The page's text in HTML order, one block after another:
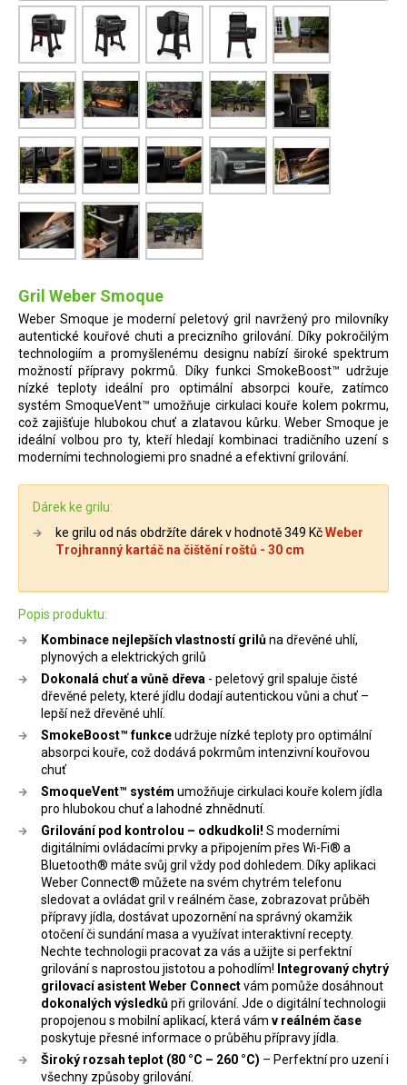
Gril Weber Smoque
Weber Smoque je moderní peletový gril navržený pro milovníky
autentické kouřové chuti a precizního grilování. Díky pokročilým
technologiím a promyšlenému designu nabízí široké spektrum
možností přípravy pokrmů. Díky funkci SmokeBoost™ udržuje
nízké teploty ideální pro optimální absorpci kouře, zatímco
systém SmoqueVent™ umožňuje cirkulaci kouře kolem pokrmu,
což zajišťuje hlubokou chuť a zlatavou kůrku. Weber Smoque je
ideální volbou pro ty, kteří hledají kombinaci tradičního uzení s
moderními technologiemi pro snadné a efektivní grilování.
Dárek ke grilu:
ke grilu od nás obdržíte dárek v hodnotě 349 KčWeber
Trojhranný kartáč na čištění roštů - 30 cm
Popis produktu:
Kombinace nejlepších vlastností grilůna dřevěné uhlí,
plynových a elektrických grilů
Dokonalá chuť a vůně dřeva - peletový gril spaluje čisté
dřevěné pelety, které jídlu dodají autentickou vůni a chuť –
lepší než dřevěné uhlí.
SmokeBoost™ funkceudržuje nízké teploty pro optimální
absorpci kouře, což dodává pokrmům intenzivní kouřovou
chuť
SmoqueVent™ systém umožňuje cirkulaci kouře kolem jídla
pro hlubokou chuť a lahodné zhnědnutí.
Grilování pod kontrolou – odkudkoli! S moderními
digitálními ovládacími prvky a připojením přes Wi-Fi® a
Bluetooth® máte svůj gril vždy pod dohledem. Díky aplikaci
Weber Connect® můžete na svém chytrém telefonu
sledovat a ovládat gril v reálném čase, zobrazovat průběh
přípravy jídla, dostávat upozornění na správný okamžik
otočení či sundání masa a využívat interaktivní recepty.
Nechte technologii pracovat za vás a užijte si perfektní
grilování s naprostou jistotou a pohodlím! Integrovaný chytrý
grilovací asistent Weber Connectvám pomůže dosáhnout
dokonalých výsledkůpři grilování. Jde o digitální technologii
propojenou s mobilní aplikací, která vám v reálném čase
poskytuje přesné informace o průběhu přípravy jídla.
Široký rozsah teplot (80 °C – 260 °C) – Perfektní pro uzení i
všechny způsoby grilování.